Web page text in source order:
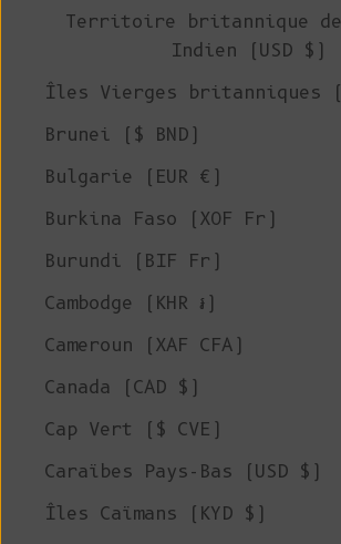
Territoire britannique
Indien (USD $)
Îles Vierges britanniques
Brunei ($ BND)
Bulgarie (EUR €)
Burkina Faso (XOF Fr)
Burundi (BIF Fr)
Cambodge (KHR ៛)
Cameroun (XAF CFA)
Canada (CAD $)
Cap Vert ($ CVE)
Caraïbes Pays-Bas (USD $)
Îles Caïmans (KYD $)